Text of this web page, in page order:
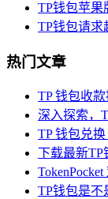
TP钱包苹果
TP钱包请求
热门文章
TP 钱包收
深入探索，
TP 钱包兑
下载最新
TP钱包是不